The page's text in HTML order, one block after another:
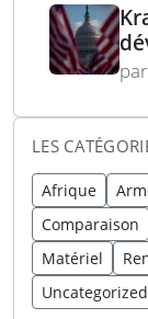
LES
Afrique
Comparaison
Matériel
Uncategorized